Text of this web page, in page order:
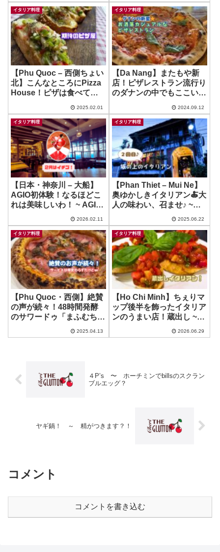
イタリア料理
【Phu Quoc – 西側ちょい
北】こんなところにPizza
House！ピザは食べてな
House
2025.02.01
イタリア料理
【Da Nang】またもや新
店！ピザレストラン流行り
のダナンの中でもここいい
2024.09.12
イタリア料理
【日本・神奈川 – 大船】
AGIO初体験！なるほどこ
れは美味しいわ！ ~ AGIO
2026.02.11
イタリア料理
【Phan Thiet – Mui Ne】
奥ゆかしきイタリアン🍝大
人の味わい、召ませ♪ ~
2025.06.22
イタリア料理
【Phu Quoc・西側】絶賛
の声が続々！48時間発酵
のサワードゥ「まふむち」
2025.04.13
イタリア料理
【Ho Chi Minh】ちぇりマ
ップ後半を飾ったイタリア
ンのうまい店！蔵出し ~
2026.06.29
４P’s 〜 ホーチミンでbillsのスクラン
ブルエッグ？
ヤギ鍋！ ～ 精がつきます？！
コメント
コメントを書き込む